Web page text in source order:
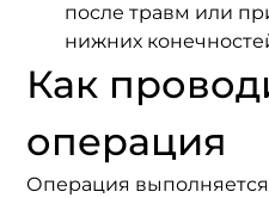
после травм или
нижних
Как
операция
Операция